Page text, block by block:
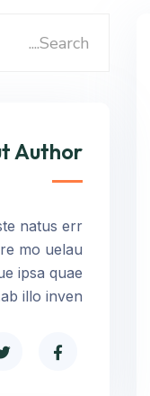
Author
natus err
mo uelau
ipsa quae
ab illo inven.